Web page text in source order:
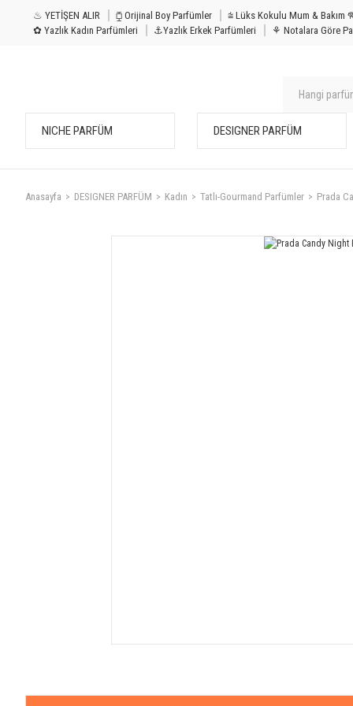
♨ YETİŞEN ALIR ⧮ Orijinal Boy Parfümler ⩭ Lüks
✿ Yazlık Kadın Parfümleri
⚓Yazlık Erkek Parfümleri ⚘ Notalara Göre
NICHE PARFÜM DESIGNER PARFÜM
Anasayfa DESIGNER PARFÜM Kadın Tatlı-Gourmand Parfümler Prada